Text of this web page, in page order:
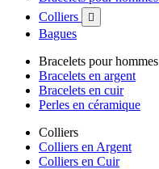
Colliers 
Bagues
Bracelets pour hommes
Bracelets en argent
Bracelets en cuir
Perles en céramique
Colliers
Colliers en Argent
Colliers en Cuir